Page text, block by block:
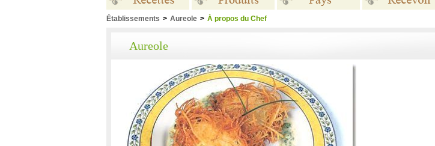
Établissements > Aureole > À propos du Chef
Aureole
Recettes